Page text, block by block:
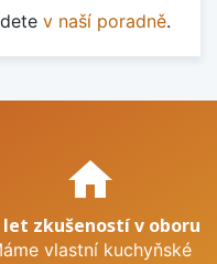
v naší poradně.
home
let zkušeností v oboru
vlastní kuchyňské